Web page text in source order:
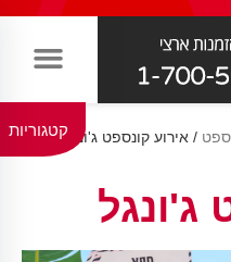
קטגוריות/ אירוע קונספט ג'ונגל
ג'ונגל